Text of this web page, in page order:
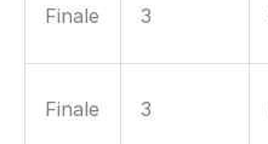
Finale 3
Finale 3